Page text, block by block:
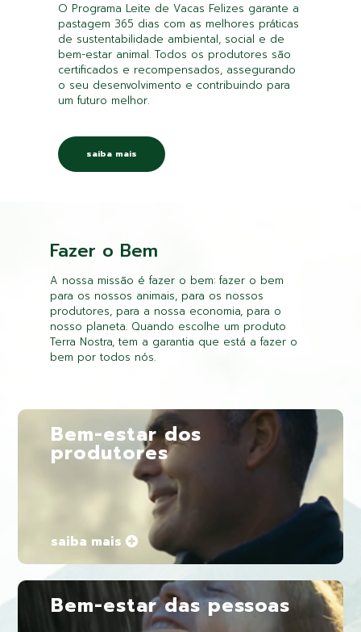
O Programa Leite de Vacas Felizes garante a
pastagem 365 dias com as melhores práticas
de sustentabilidade ambiental, social e de
bem-estar animal. Todos os produtores são
certificados e recompensados, assegurando
o seu desenvolvimento e contribuindo para
um futuro melhor.
saiba mais
Fazer o Bem
A nossa missão é fazer o bem: fazer o bem
para os nossos animais, para os nossos
produtores, para a nossa economia, para o
nosso planeta. Quando escolhe um produto
Terra Nostra, tem a garantia que está a fazer o
bem por todos nós.
Bem-estar dos
produtores
saiba mais
Bem-estar das pessoas